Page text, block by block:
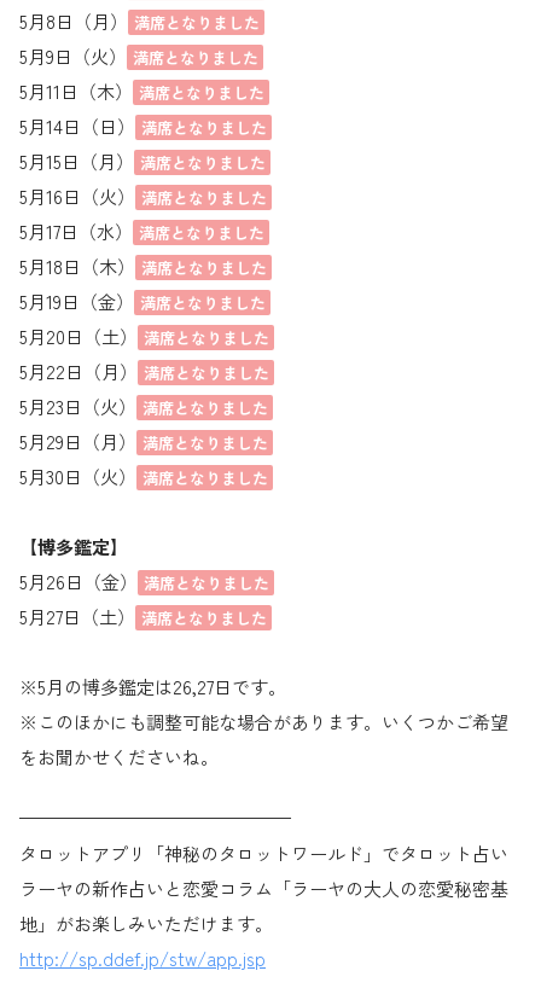
5月8日（月） 満席となりました
5月9日（火） 満席となりました
5月11日（木） 満席となりました
5月14日（日） 満席となりました
5月15日（月） 満席となりました
5月16日（火） 満席となりました
5月17日（水） 満席となりました
5月18日（木） 満席となりました
5月19日（金） 満席となりました
5月20日（土） 満席となりました
5月22日（月） 満席となりました
5月23日（火） 満席となりました
5月29日（月） 満席となりました
5月30日（火） 満席となりました
【博多鑑定】
5月26日（金）
満席となりました
5月27日（土） 満席となりました
※5月の博多鑑定は26,27日です。
※このほかにも調整可能な場合があります。いくつかご希望
をお聞かせくださいね。
———————————————
タロットアプリ「神秘のタロットワールド」でタロット占い
ラーヤの新作占いと恋愛コラム「ラーヤの大人の恋愛秘密基
地」がお楽しみいただけます。
http://sp.ddef.jp/stw/app.jsp